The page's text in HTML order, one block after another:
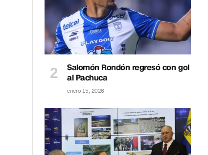
Salomón Rondón regresó con gol
al Pachuca
enero 15, 2026